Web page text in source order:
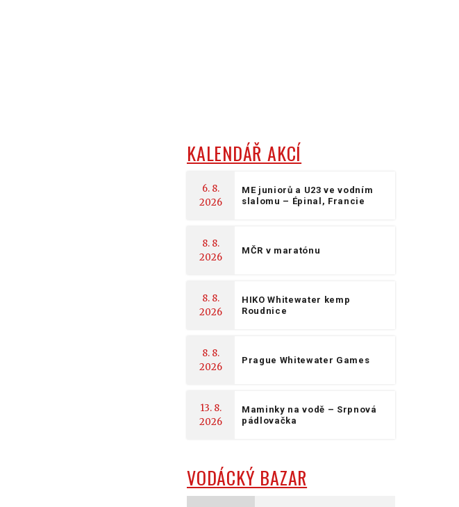
KALENDÁŘ AKCÍ
6. 8.
2026
ME juniorů a U23 ve vodním
slalomu – Épinal, Francie
8. 8.
2026
MČR v maratónu
8. 8.
2026
HIKO Whitewater kemp
Roudnice
8. 8.
2026
Prague Whitewater Games
13. 8.
2026
Maminky na vodě – Srpnová
pádlovačka
VODÁCKÝ BAZAR